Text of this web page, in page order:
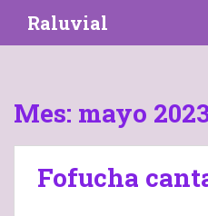
i
Raluvial
Mes: mayo
Fofucha